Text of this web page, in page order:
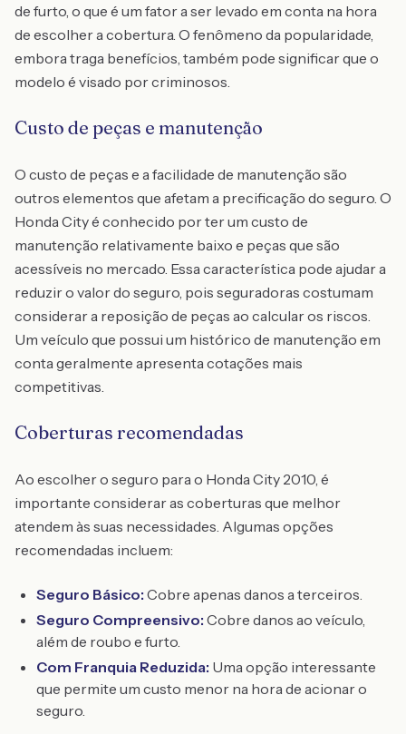
de furto, o que é um fator a ser levado em conta na hora
de escolher a cobertura. O fenômeno da popularidade,
embora traga benefícios, também pode significar que o
modelo é visado por criminosos.
Custo de peças e manutenção
O custo de peças e a facilidade de manutenção são
outros elementos que afetam a precificação do seguro. O
Honda City é conhecido por ter um custo de
manutenção relativamente baixo e peças que são
acessíveis no mercado. Essa característica pode ajudar a
reduzir o valor do seguro, pois seguradoras costumam
considerar a reposição de peças ao calcular os riscos.
Um veículo que possui um histórico de manutenção em
conta geralmente apresenta cotações mais
competitivas.
Coberturas recomendadas
Ao escolher o seguro para o Honda City 2010, é
importante considerar as coberturas que melhor
atendem às suas necessidades. Algumas opções
recomendadas incluem:
Seguro Básico: Cobre apenas danos a terceiros.
Seguro Compreensivo: Cobre danos ao veículo,
além de roubo e furto.
Com Franquia Reduzida: Uma opção interessante
que permite um custo menor na hora de acionar o
seguro.